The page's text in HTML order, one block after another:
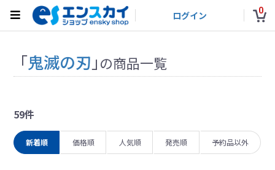
ログイン 0
「鬼滅の刃 」の商品一覧
59件
新着順 価格順 人気順 発売順 予約品以外